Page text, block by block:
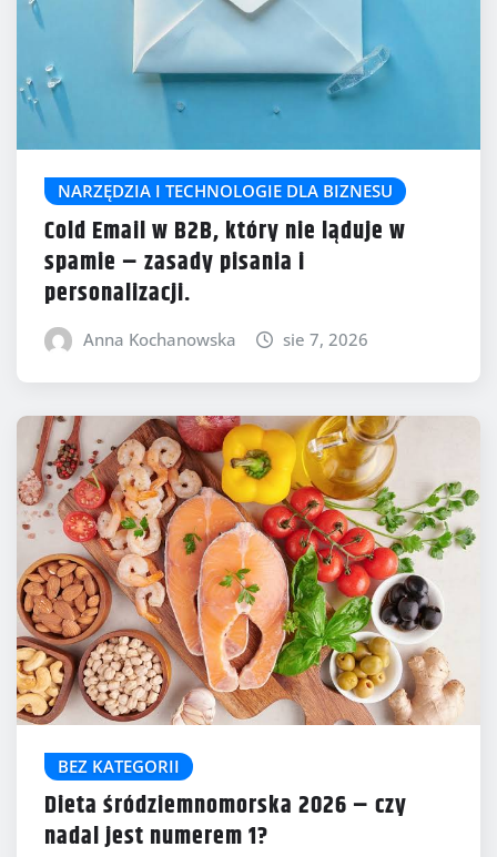
NARZĘDZIA I TECHNOLOGIE DLA BIZNESU
Cold Email w B2B, który nie ląduje w
spamie – zasady pisania i
personalizacji.
Anna Kochanowska sie 7, 2026
BEZ KATEGORII
Dieta śródziemnomorska 2026 – czy
nadal jest numerem 1?